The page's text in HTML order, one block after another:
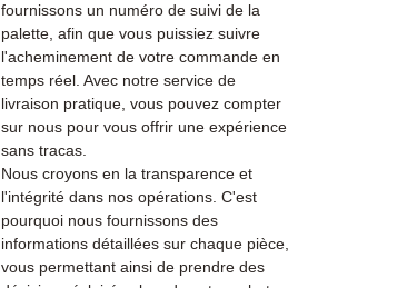
fournissons un numéro de suivi de la
palette, afin que vous puissiez suivre
l'acheminement de votre commande en
temps réel. Avec notre service de
livraison pratique, vous pouvez compter
sur nous pour vous offrir une expérience
sans tracas.
Nous croyons en la transparence et
l'intégrité dans nos opérations. C'est
pourquoi nous fournissons des
informations détaillées sur chaque pièce,
vous permettant ainsi de prendre des